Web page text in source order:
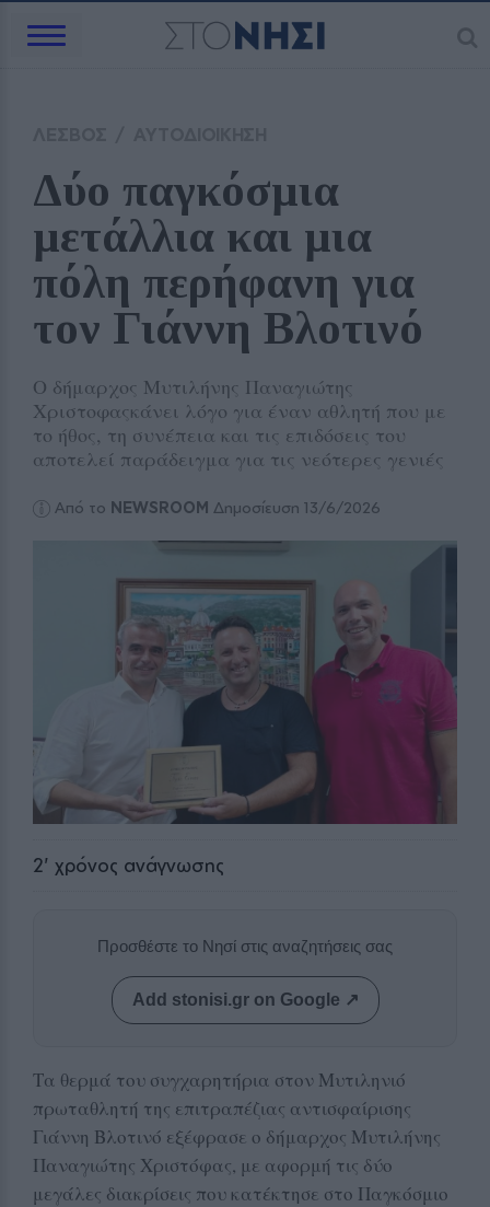
Δύο παγκόσμια
μετάλλια και μια
πόλη περήφανη για
τον Γιάννη Βλοτινό
Ο δήμαρχος Μυτιλήνης Παναγιώτης
Χριστοφαςκάνει λόγο για έναν αθλητή που με
το ήθος, τη συνέπεια και τις επιδόσεις του
αποτελεί παράδειγμα για τις νεότερες γενιές
Από το NEWSROOM Δημοσίευση 13/6/2026
2' χρόνος ανάγνωσης
Προσθέστε το Νησί στις αναζητήσεις σας
Add stonisi.gr on Google ↗
Τα θερμά του συγχαρητήρια στον Μυτιληνιό
πρωταθλητή της επιτραπέζιας αντισφαίρισης
Γιάννη Βλοτινό εξέφρασε ο δήμαρχος Μυτιλήνης
Παναγιώτης Χριστόφας, με αφορμή τις δύο
μεγάλες διακρίσεις που κατέκτησε στο Παγκόσμιο